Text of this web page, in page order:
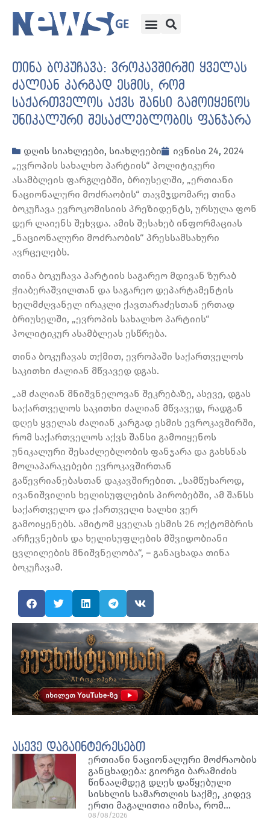
თინა ბოკუჩავა: ვროკავშირში ყველას
ძალიან კარგად ესმის, რომ
საქართველოს აქვს შანსი გამოიყენოს
უნიკალური შესაძლებლობის ფანჯარა
დღის სიახლეები, სიახლეები
ივნისი 24, 2024
„ევროპის სახალხო პარტიის“ პოლიტიკური
ასამბლეის ფარგლებში, ბრიუსელში, „ერთიანი
ნაციონალური მოძრაობის“ თავმჯდომარე თინა
ბოკუჩავა ევროკომისიის პრეზიდენტს, ურსულა ფონ
დერ ლაიენს შეხვდა. ამის შესახებ ინფორმაციას
„ნაციონალური მოძრაობის“ პრესსამსახური
ავრცელებს.
თინა ბოკუჩავა პარტიის საგარეო მდივან ზურაბ
ჭიაბერაშვილთან და საგარეო დეპარტამენტის
ხელმძღვანელ ირაკლი ქავთარაძესთან ერთად
ბრიუსელში, „ევროპის სახალხო პარტიის“
პოლიტიკურ ასამბლეას ესწრება.
თინა ბოკუჩავას თქმით, ევროპაში საქართველოს
საკითხი ძალიან მწვავედ დგას.
„ამ ძალიან მნიშვნელოვან შეკრებაზე, ასევე, დგას
საქართველოს საკითხი ძალიან მწვავედ, რადგან
დღეს ყველას ძალიან კარგად ესმის ევროკავშირში,
რომ საქართველოს აქვს შანსი გამოიყენოს
უნიკალური შესაძლებლობის ფანჯარა და გახსნას
მოლაპარაკებები ევროკავშირთან
გაწევრიანებასთან დაკავშირებით. „სამწუხაროდ,
ივანიშვილის ხელისუფლების პირობებში, ამ შანსს
საქართველო და ქართველი ხალხი ვერ
გამოიყენებს. ამიტომ ყველას ესმის 26 ოქტომბრის
არჩევნების და ხელისუფლების მშვიდობიანი
ცვლილების მნიშვნელობა“, – განაცხადა თინა
ბოკუჩავამ.
ასევე დაგაინტერესებთ
ერთიანი ნაციონალური მოძრაობის
განცხადება: გიორგი ბარამიძის
წინააღმდეგ დღეს დაწყებული
სისხლის სამართლის საქმე, კიდევ
ერთი მაგალითია იმისა, რომ…
08/08/2026